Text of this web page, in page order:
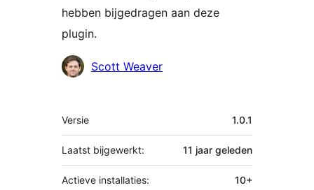
hebben bijgedragen aan deze
plugin.
BijdragersScott Weaver
Meta
Versie 1.0.1
Laatst bijgewerkt: 11 jaar geleden
Actieve installaties: 10+